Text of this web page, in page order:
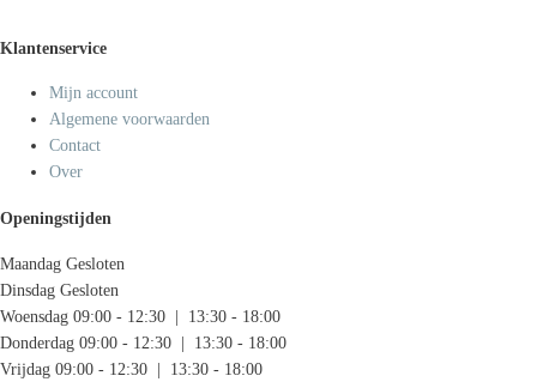
Klantenservice
Mijn account
Algemene voorwaarden
Contact
Over
Openingstijden
Maandag Gesloten
Dinsdag Gesloten
Woensdag 09:00 - 12:30 | 13:30 - 18:00
Donderdag 09:00 - 12:30 | 13:30 - 18:00
Vrijdag 09:00 - 12:30 | 13:30 - 18:00